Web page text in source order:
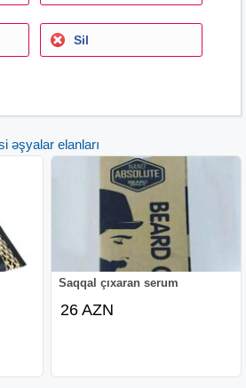
(yarpaq) şəklində istifadə
çox macun kimi (Epimedium
Epimediumda flavonlar, glikozidlər,
istəklərinin çox böyük bir
olunmuşdur. Bu nəticələr kişilər
xüsusiyyətlərədə malikdir.
oyanma yaratma qabiliyyəti
kişilər üçündə keçərlidir. Penis
qan dövranını gücləndirir və
qadınlarda və kişilərdə
Hər iki cinsdə sinir siteminədə
vagina hissiyatının zəif olması,
Sil
əşyalar elanları
Saqqal çıxaran serum
26 AZN